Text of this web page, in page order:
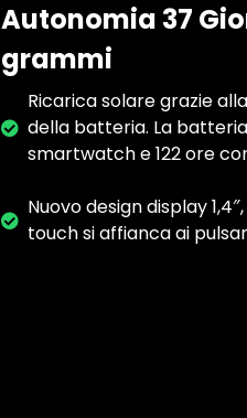
Autonomia 37
grammi
Ricarica solare grazie
della batteria. La
smartwatch e 122 ore
Nuovo design display
touch si affianca ai